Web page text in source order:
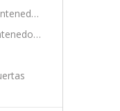
Marco de acero para contenedores
Panel de acero para contenedores